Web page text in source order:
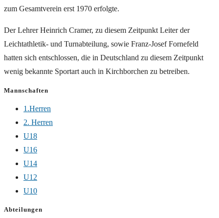
zum Gesamtverein erst 1970 erfolgte.
Der Lehrer Heinrich Cramer, zu diesem Zeitpunkt Leiter der
Leichtathletik- und Turnabteilung, sowie Franz-Josef Fornefeld
hatten sich entschlossen, die in Deutschland zu diesem Zeitpunkt
wenig bekannte Sportart auch in Kirchborchen zu betreiben.
Mannschaften
1.Herren
2. Herren
U18
U16
U14
U12
U10
Abteilungen